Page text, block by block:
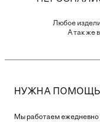
Любое
А так же
НУЖНА
Мы работаем ежедневно